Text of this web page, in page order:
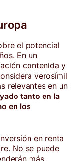
el potencial
En un
contenida y
verosímil
relevantes en un
tanto en la
en los
en renta
No se puede
más,